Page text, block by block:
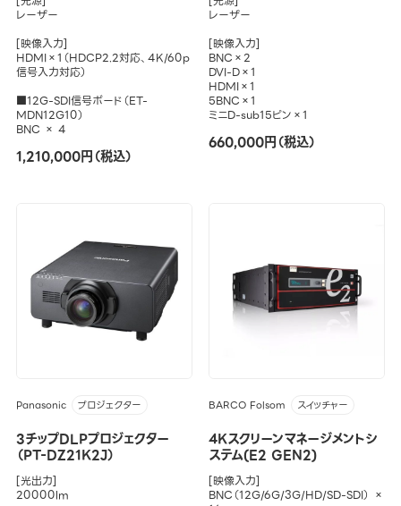
レーザー
[映像入力]
HDMI×1（HDCP2.2対応、4K/60p
信号入力対応）
■12G-SDI信号ボード（ET-
MDN12G10）
BNC × 4
1,210,000円（税込）
レーザー
[映像入力]
BNC×2
DVI-D×1
HDMI×1
5BNC×1
ミニD-sub15ピン×1
660,000円（税込）
Panasonic プロジェクター
3チップDLPプロジェクター
（PT-DZ21K2J）
[光出力]
20000lm
BARCO Folsom スイッチャー
4Kスクリーンマネージメントシ
ステム(E2 GEN2)
[映像入力]
BNC（12G/6G/3G/HD/SD-SDI） ×